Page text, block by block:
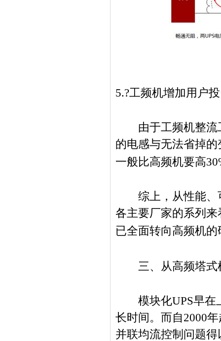
5.?工频机增加用户
由于工频机整流
的电感与无法省掉
一般比高频机要高
综上，从性能、
各主要厂家的系列
已全面转向高频机
三、从高频塔式
模块化UPS早在
长时间。而自2000年
并联均流控制问题